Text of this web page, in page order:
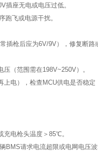
座无电或电压过低。
飞或电源干扰。
枪后应为6V/9V），修复断路
（范围需在198V~250V）。
电），检查MCU供电是否稳定
电枪头温度＞85℃。
请求电流超限或电网电压波